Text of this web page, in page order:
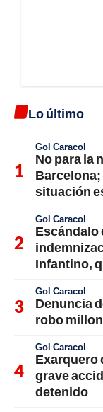
Lo último
Gol Caracol
No para la
situación
Gol Caracol
Escándalo
Infantino,
Gol Caracol
Denuncia
robo
Gol Caracol
Exarquero
grave
detenido